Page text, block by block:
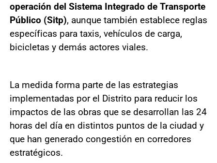
operación del Sistema Integrado de Transporte
Público (Sitp), aunque también establece reglas
específicas para taxis, vehículos de carga,
bicicletas y demás actores viales.
La medida forma parte de las estrategias
implementadas por el Distrito para reducir los
impactos de las obras que se desarrollan las 24
horas del día en distintos puntos de la ciudad y
que han generado congestión en corredores
estratégicos.